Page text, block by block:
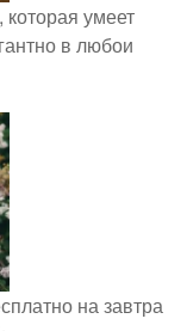
умеет
в любои
на завтра